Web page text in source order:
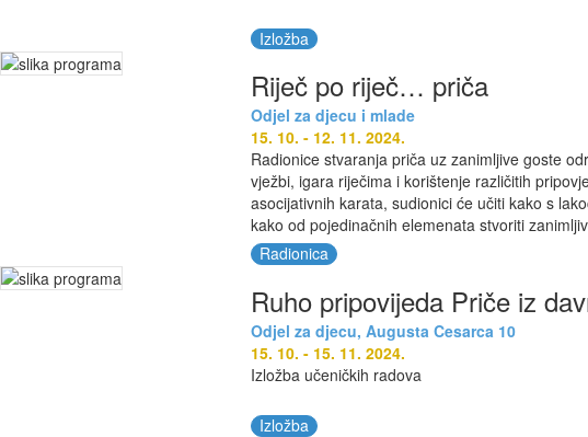
Izložba
Riječ po riječ… priča
Odjel za djecu i mlade
15. 10. - 12. 11. 2024.
Radionice stvaranja priča uz zanimljive goste
vježbi, igara riječima i korištenje različitih
asocijativnih karata, sudionici će učiti kako s
kako od pojedinačnih elemenata stvoriti
Radionica
Ruho pripovijeda Priče iz
Odjel za djecu, Augusta Cesarca 10
15. 10. - 15. 11. 2024.
Izložba učeničkih radova
Izložba